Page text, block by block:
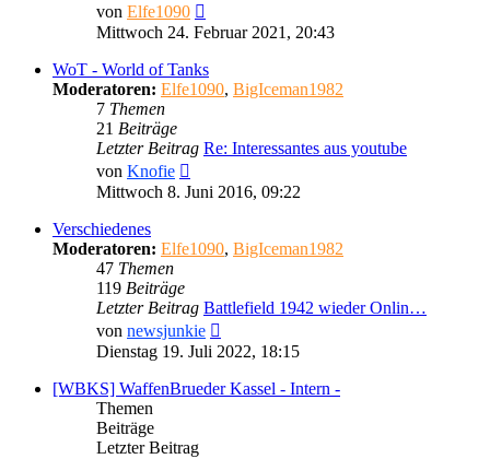
von Elfe1090
Beitrag
Mittwoch 24. Februar 2021, 20:43
WoT - World of Tanks
Moderatoren: Elfe1090, BigIceman1982
7 Themen
21 Beiträge
Letzter Beitrag Re: Interessantes aus youtube
von Knofie
Beitrag
Mittwoch 8. Juni 2016, 09:22
Verschiedenes
Moderatoren: Elfe1090, BigIceman1982
47 Themen
119 Beiträge
Letzter Beitrag Battlefield 1942 wieder Onlin…
von newsjunkie
Beitrag
Dienstag 19. Juli 2022, 18:15
[WBKS] WaffenBrueder Kassel - Intern -
Themen
Beiträge
Letzter Beitrag